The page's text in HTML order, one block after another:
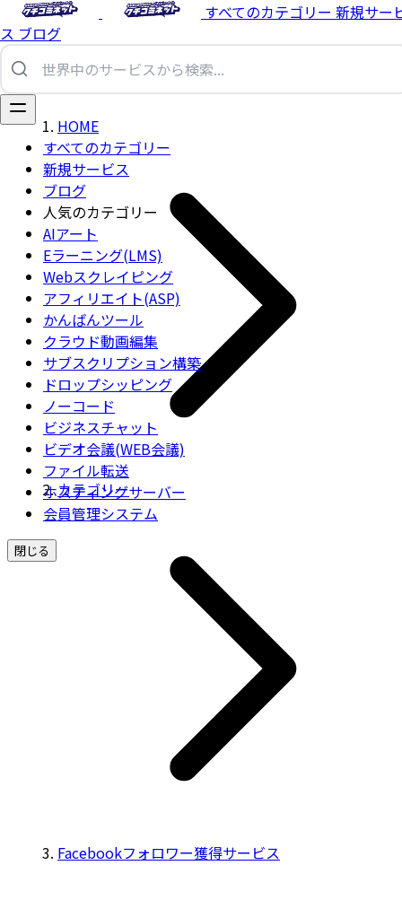
すべてのカテゴリー 新規サー
ス ブログ
すべてのカテゴリー
新規サービス
ブログ
人気のカテゴリー
AIアート
Eラーニング(LMS)
Webスクレイピング
アフィリエイト(ASP)
かんばんツール
クラウド動画編集
サブスクリプション構築
ドロップシッピング
ノーコード
ビジネスチャット
ビデオ会議(WEB会議)
ファイル転送
ホスティングサーバー
会員管理システム
閉じる
HOME
カテゴリー
Facebookフォロワー獲得サービス